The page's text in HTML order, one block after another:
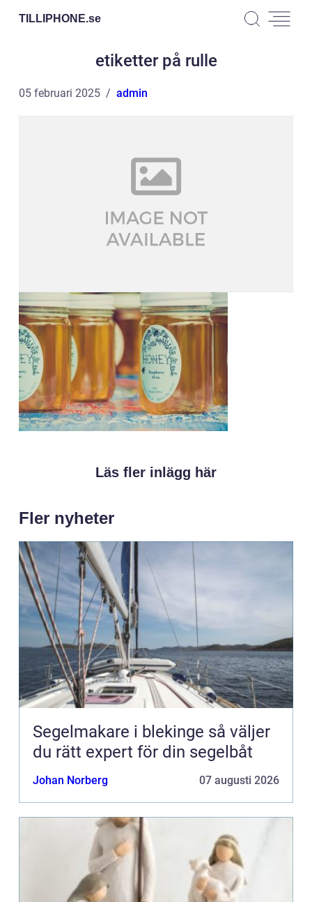
TILLIPHONE.se
etiketter på rulle
05 februari 2025 admin
Läs fler inlägg här
Fler nyheter
Segelmakare i blekinge så väljer
du rätt expert för din segelbåt
Johan Norberg 07 augusti 2026